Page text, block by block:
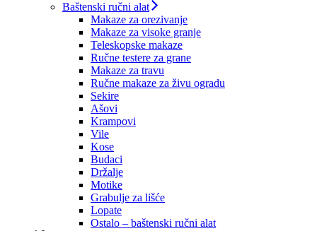
Baštenski ručni alat
Makaze za orezivanje
Makaze za visoke granje
Teleskopske makaze
Ručne testere za grane
Makaze za travu
Ručne makaze za živu ogradu
Sekire
Ašovi
Krampovi
Vile
Kose
Budaci
Držalje
Motike
Grabulje za lišće
Lopate
Ostalo – baštenski ručni alat